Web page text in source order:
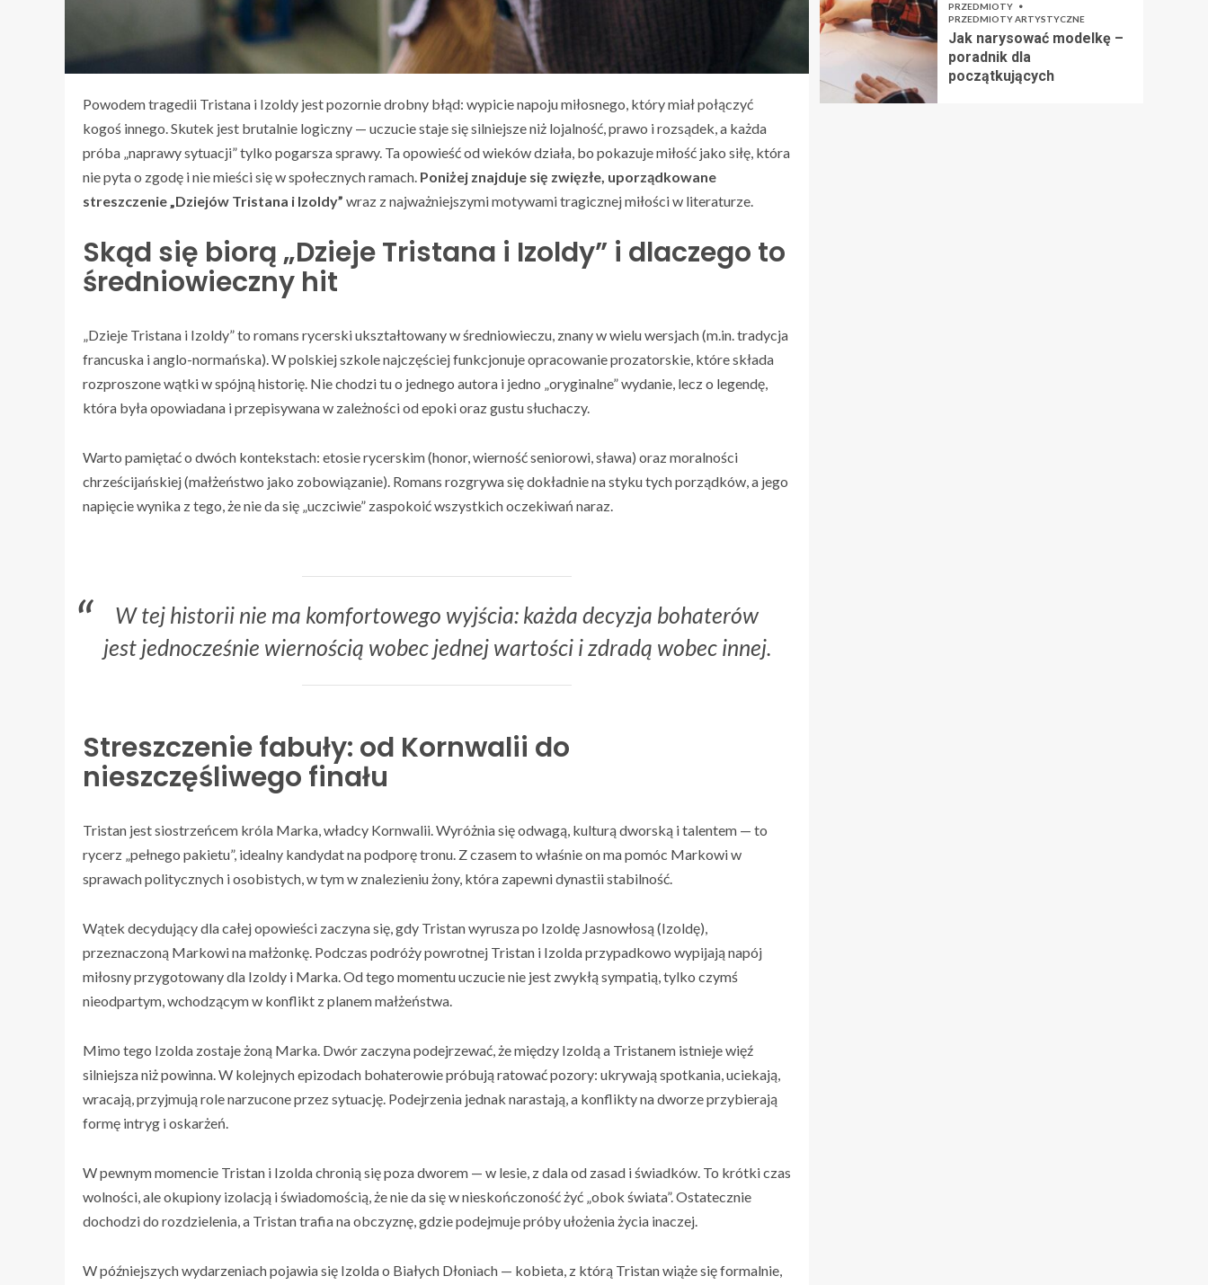
Powodem tragedii Tristana i Izoldy jest pozornie drobny błąd: wypicie napoju miłosnego, który miał połączyć
kogoś innego. Skutek jest brutalnie logiczny — uczucie staje się silniejsze niż lojalność, prawo i rozsądek, a każda
próba „naprawy sytuacji” tylko pogarsza sprawy. Ta opowieść od wieków działa, bo pokazuje miłość jako siłę, która
nie pyta o zgodę i nie mieści się w społecznych ramach. Poniżej znajduje się zwięzłe, uporządkowane
streszczenie „Dziejów Tristana i Izoldy” wraz z najważniejszymi motywami tragicznej miłości w literaturze.
Skąd się biorą „Dzieje Tristana i Izoldy” i dlaczego to
średniowieczny hit
„Dzieje Tristana i Izoldy” to romans rycerski ukształtowany w średniowieczu, znany w wielu wersjach (m.in. tradycja
francuska i anglo-normańska). W polskiej szkole najczęściej funkcjonuje opracowanie prozatorskie, które składa
rozproszone wątki w spójną historię. Nie chodzi tu o jednego autora i jedno „oryginalne” wydanie, lecz o legendę,
która była opowiadana i przepisywana w zależności od epoki oraz gustu słuchaczy.
Warto pamiętać o dwóch kontekstach: etosie rycerskim (honor, wierność seniorowi, sława) oraz moralności
chrześcijańskiej (małżeństwo jako zobowiązanie). Romans rozgrywa się dokładnie na styku tych porządków, a jego
napięcie wynika z tego, że nie da się „uczciwie” zaspokoić wszystkich oczekiwań naraz.
W tej historii nie ma komfortowego wyjścia: każda decyzja bohaterów
jest jednocześnie wiernością wobec jednej wartości i zdradą wobec innej.
Streszczenie fabuły: od Kornwalii do
nieszczęśliwego finału
Tristan jest siostrzeńcem króla Marka, władcy Kornwalii. Wyróżnia się odwagą, kulturą dworską i talentem — to
rycerz „pełnego pakietu”, idealny kandydat na podporę tronu. Z czasem to właśnie on ma pomóc Markowi w
sprawach politycznych i osobistych, w tym w znalezieniu żony, która zapewni dynastii stabilność.
Wątek decydujący dla całej opowieści zaczyna się, gdy Tristan wyrusza po Izoldę Jasnowłosą (Izoldę),
przeznaczoną Markowi na małżonkę. Podczas podróży powrotnej Tristan i Izolda przypadkowo wypijają napój
miłosny przygotowany dla Izoldy i Marka. Od tego momentu uczucie nie jest zwykłą sympatią, tylko czymś
nieodpartym, wchodzącym w konflikt z planem małżeństwa.
Mimo tego Izolda zostaje żoną Marka. Dwór zaczyna podejrzewać, że między Izoldą a Tristanem istnieje więź
silniejsza niż powinna. W kolejnych epizodach bohaterowie próbują ratować pozory: ukrywają spotkania, uciekają,
wracają, przyjmują role narzucone przez sytuację. Podejrzenia jednak narastają, a konflikty na dworze przybierają
formę intryg i oskarżeń.
W pewnym momencie Tristan i Izolda chronią się poza dworem — w lesie, z dala od zasad i świadków. To krótki czas
wolności, ale okupiony izolacją i świadomością, że nie da się w nieskończoność żyć „obok świata”. Ostatecznie
dochodzi do rozdzielenia, a Tristan trafia na obczyznę, gdzie podejmuje próby ułożenia życia inaczej.
W późniejszych wydarzeniach pojawia się Izolda o Białych Dłoniach — kobieta, z którą Tristan wiąże się formalnie,
PRZEDMIOTY
PRZEDMIOTY ARTYSTYCZNE
Jak narysować modelkę –
poradnik dla
początkujących